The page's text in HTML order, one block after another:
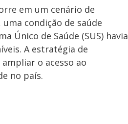
em um cenário de
condição de saúde
Único de Saúde (SUS) havia
A estratégia de
o acesso ao
no país.